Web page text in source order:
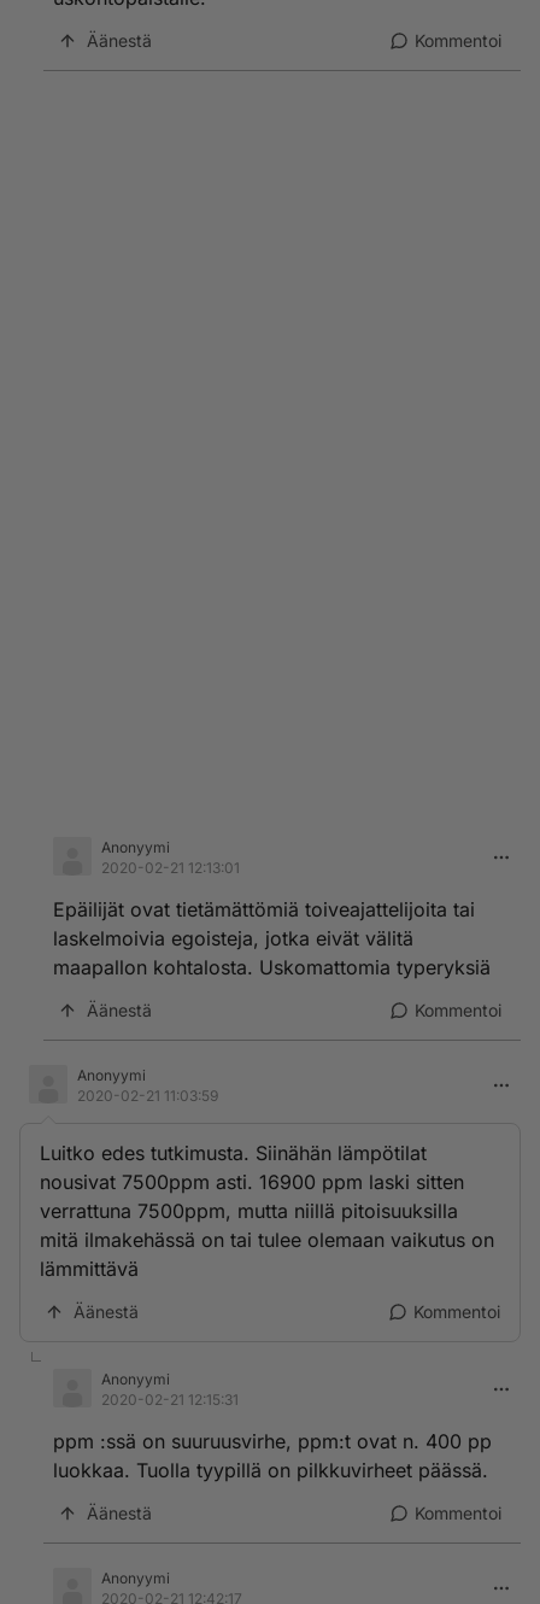
Äänestä Kommentoi
Anonyymi
2020-02-21 12:13:01
Epäilijät ovat tietämättömiä toiveajattelijoita tai
laskelmoivia egoisteja, jotka eivät välitä
maapallon kohtalosta. Uskomattomia typeryksiä
Äänestä Kommentoi
Anonyymi
2020-02-21 11:03:59
Luitko edes tutkimusta. Siinähän lämpötilat
nousivat 7500ppm asti. 16900 ppm laski sitten
verrattuna 7500ppm, mutta niillä pitoisuuksilla
mitä ilmakehässä on tai tulee olemaan vaikutus on
lämmittävä
Äänestä Kommentoi
Anonyymi
2020-02-21 12:15:31
ppm :ssä on suuruusvirhe, ppm:t ovat n. 400 pp
luokkaa. Tuolla tyypillä on pilkkuvirheet päässä.
Äänestä Kommentoi
Anonyymi
2020-02-21 12:42:17